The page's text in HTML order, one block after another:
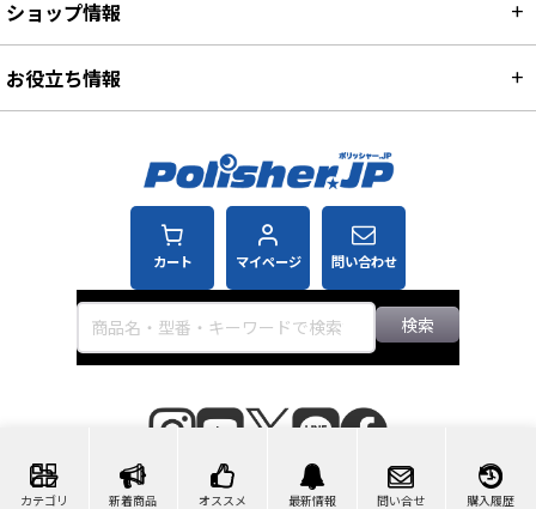
カテゴリ 新着商品 オススメ 最新情報 問い合せ 購入履歴
カート マイページ 問い合わせ
検索
ショップ情報
お役立ち情報
©2007-2026 ポリッシャー.JP™